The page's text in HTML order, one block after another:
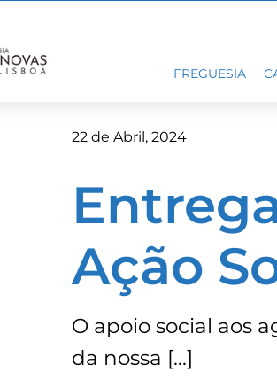
FREGUESIA
22 de Abril, 2024
Ação
O apoio social aos
da nossa […]